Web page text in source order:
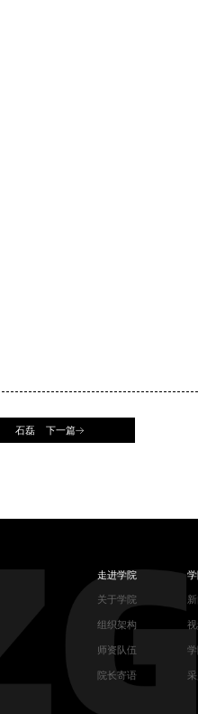
石磊 下一篇
走进学院
关于学院
组织架构
师资队伍
院长寄语